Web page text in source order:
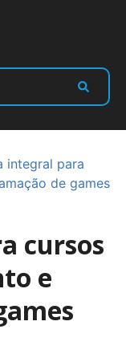
integral para
de games
cursos
e